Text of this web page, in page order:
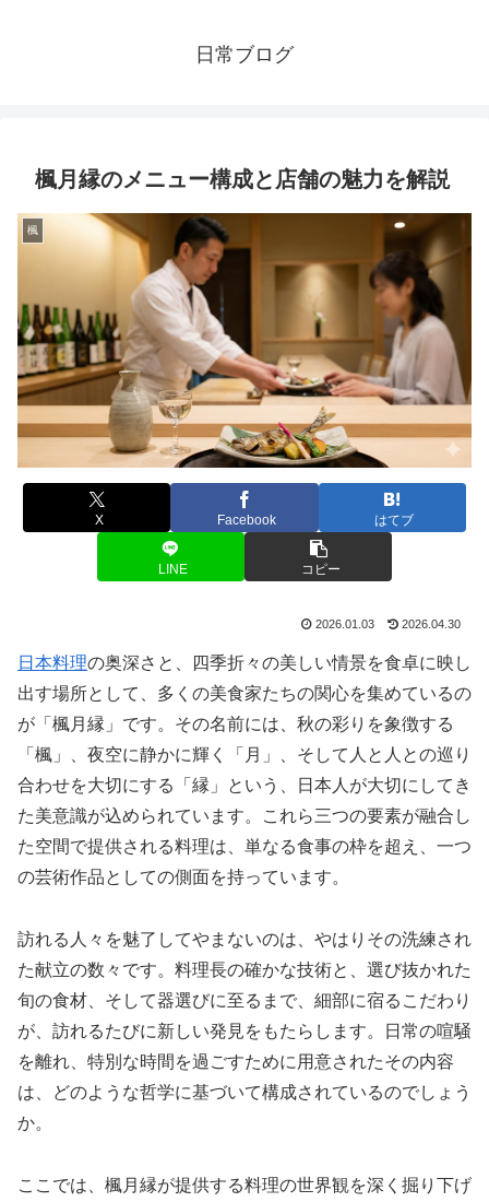
日常ブログ
楓月縁のメニュー構成と店舗の魅力を解説
楓
X Facebook はてブ
LINE コピー
2026.01.03 2026.04.30
日本料理の奥深さと、四季折々の美しい情景を食卓に映し
出す場所として、多くの美食家たちの関心を集めているの
が「楓月縁」です。その名前には、秋の彩りを象徴する
「楓」、夜空に静かに輝く「月」、そして人と人との巡り
合わせを大切にする「縁」という、日本人が大切にしてき
た美意識が込められています。これら三つの要素が融合し
た空間で提供される料理は、単なる食事の枠を超え、一つ
の芸術作品としての側面を持っています。
訪れる人々を魅了してやまないのは、やはりその洗練され
た献立の数々です。料理長の確かな技術と、選び抜かれた
旬の食材、そして器選びに至るまで、細部に宿るこだわり
が、訪れるたびに新しい発見をもたらします。日常の喧騒
を離れ、特別な時間を過ごすために用意されたその内容
は、どのような哲学に基づいて構成されているのでしょう
か。
ここでは、楓月縁が提供する料理の世界観を深く掘り下げ